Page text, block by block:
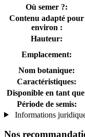
Où semer ?:
Contenu adapté pour
environ :
Hauteur:
Emplacement:
Nom botanique:
Caractéristiques:
Disponible en tant
Période de semis:
Informations
Nos